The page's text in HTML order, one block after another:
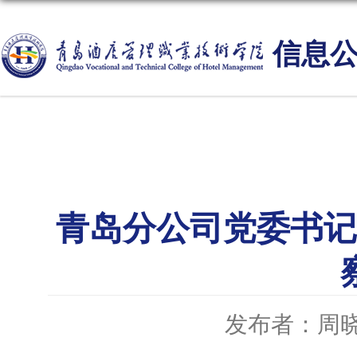
信息
青岛分公司党委书
发布者：周